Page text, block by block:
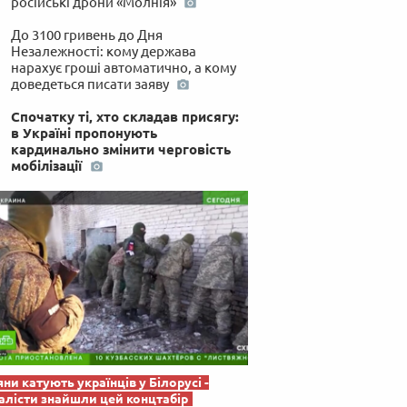
До 3100 гривень до Дня
Незалежності: кому держава
нарахує гроші автоматично, а кому
доведеться писати заяву
Спочатку ті, хто складав присягу:
в Україні пропонують
кардинально змінити черговість
мобілізації
катують українців у Білорусі -
знайшли цей концтабір